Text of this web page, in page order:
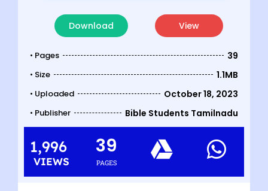
Download View
• Pages 39
• Size 1.1MB
• Uploaded October 18, 2023
• Publisher Bible Students Tamilnadu
1,996
VIEWS PAGES
39